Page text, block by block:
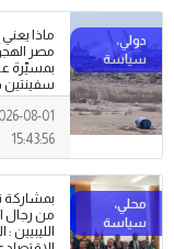
ماذا
مصر
بمسيّرة
سفينتين
ميناء
(قراءة
08-01
15:43:56
بمشاركة
من رجال
الليبيين :